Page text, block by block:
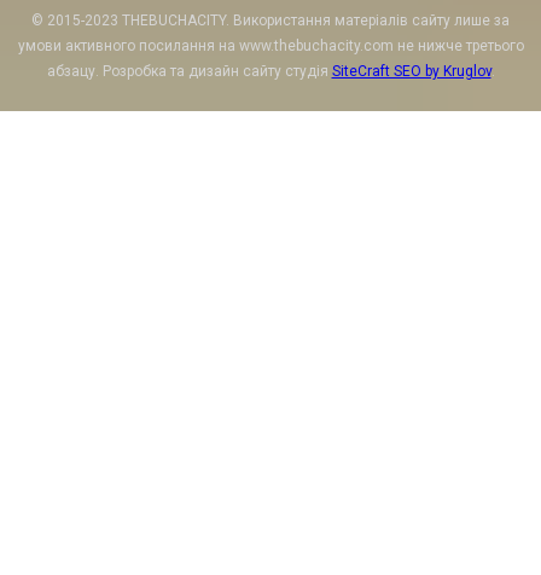
© 2015-2023 THEBUCHACITY. Використання матеріалів сайту лише за
умови активного посилання на www.thebuchacity.com не нижче третього
абзацу. Розробка та дизайн сайту студія SiteCraft SEO by Kruglov.